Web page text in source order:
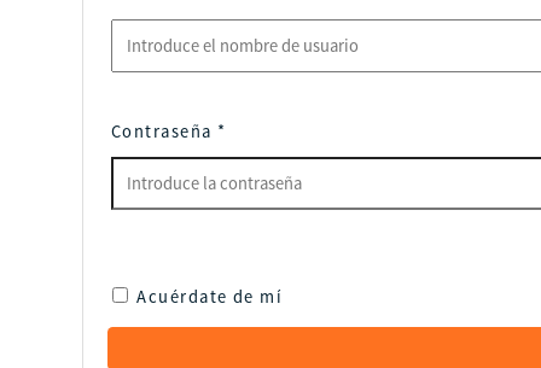
Contraseña *
Acuérdate de mí